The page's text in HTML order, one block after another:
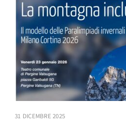
31 DICEMBRE 2025